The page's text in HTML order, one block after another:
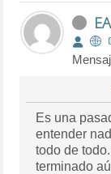
Es una
entender
todo de
terminado